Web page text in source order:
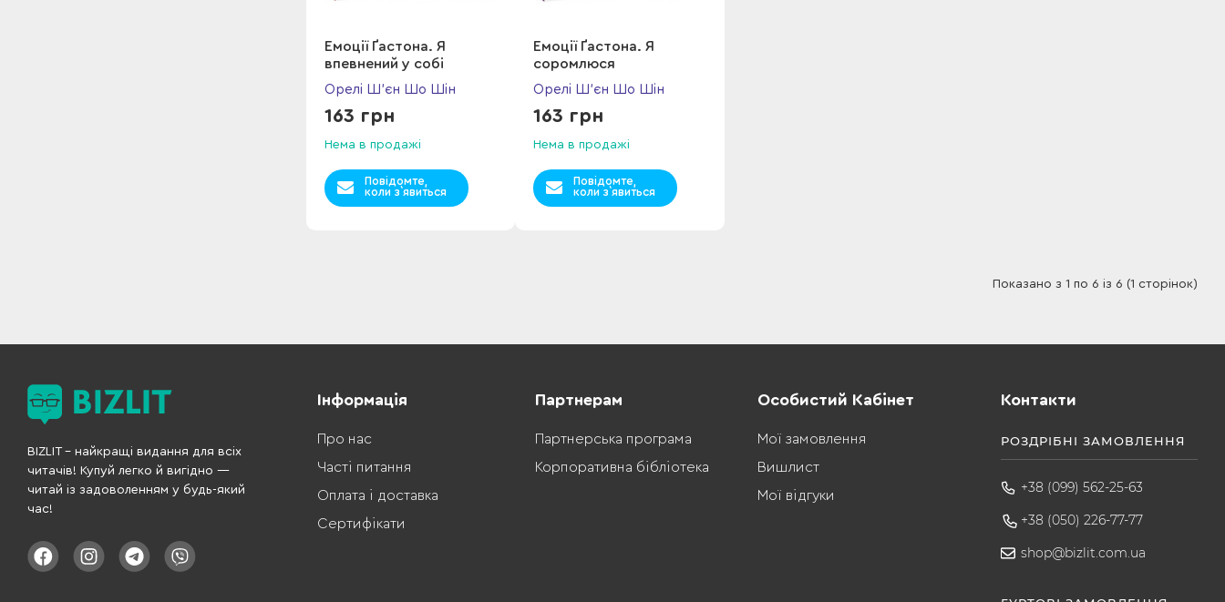
Емоції Ґастона. Я
впевнений у собі
Орелі Ш’єн Шо Шін
163 грн
Нема в продажі
Повідомте,
коли з`явиться
Емоції Ґастона. Я
соромлюся
Орелі Ш’єн Шо Шін
163 грн
Нема в продажі
Повідомте,
коли з`явиться
Показано з 1 по 6 із 6 (1 сторінок)
BIZLIT – найкращі видання для всіх
читачів! Купуй легко й вигідно —
читай із задоволенням у будь-який
час!
Інформація
Про нас
Часті питання
Оплата і доставка
Сертифікати
Партнерам
Партнерська програма
Корпоративна бібліотека
Особистий Кабінет
Мої замовлення
Вишлист
Мої відгуки
Контакти
РОЗДРІБНІ ЗАМОВЛЕННЯ
+38 (099) 562-25-63
+38 (050) 226-77-77
shop@bizlit.com.ua